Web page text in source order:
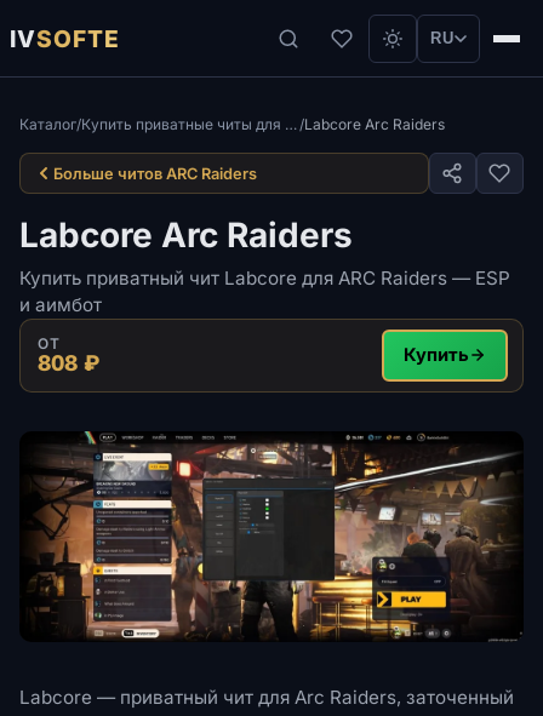
IVSOFTE RU
Каталог/ Купить приватные читы для ARC Raiders — качество и приватность/Labcore Arc Raiders
Больше читов ARC Raiders
Labcore Arc Raiders
Купить приватный чит Labcore для ARC Raiders — ESP
и аимбот
ОТ
808 ₽ Купить
Labcore — приватный чит для Arc Raiders, заточенный